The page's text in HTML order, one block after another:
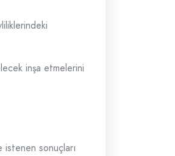
inşa etmelerini
istenen sonuçları